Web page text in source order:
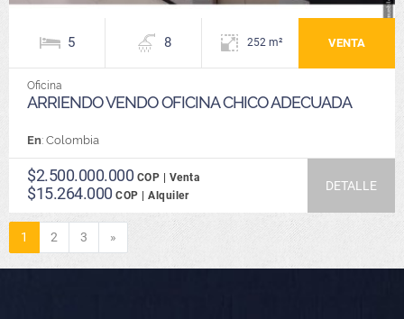
5 8 252 m² VENTA
Oficina
ARRIENDO VENDO OFICINA CHICO ADECUADA
En: Colombia
$2.500.000.000 COP | Venta
$15.264.000 COP | Alquiler
DETALLE
1 2 3 »